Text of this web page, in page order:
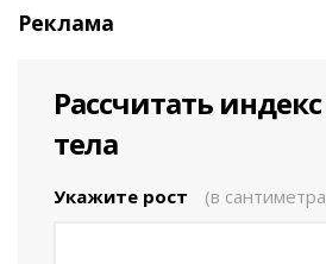
Реклама
Рассчитать
тела
Укажите рост (в